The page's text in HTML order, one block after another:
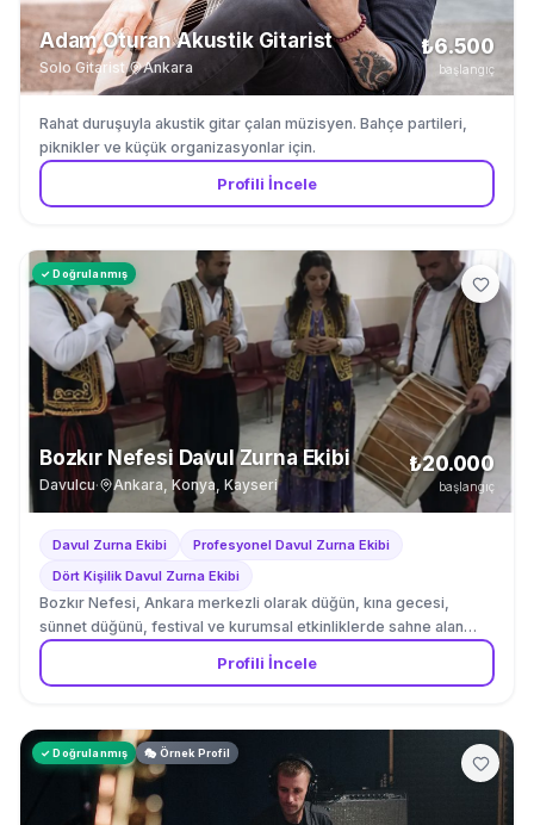
Adam Oturan Akustik Gitarist
Solo Gitarist· Ankara
₺6.500
başlangıç
Rahat duruşuyla akustik gitar çalan müzisyen. Bahçe partileri,
piknikler ve küçük organizasyonlar için.
Profili İncele
✓ Doğrulanmış
Bozkır Nefesi Davul Zurna Ekibi
Davulcu· Ankara, Konya, Kayseri
₺20.000
başlangıç
Davul Zurna Ekibi
Profesyonel Davul Zurna Ekibi
Dört Kişilik Davul Zurna Ekibi
Bozkır Nefesi, Ankara merkezli olarak düğün, kına gecesi,
sünnet düğünü, festival ve kurumsal etkinliklerde sahne alan
dört kişilik geleneksel davul zurna ekibidir. Ekip, üç zurna
sanatçısı ve bir davul sanatçısından oluşmaktadır. Topluluk,
araya getirilmesiyle kurulmuştur. Kadroda yer alan kadın zurna
sanatçısı Sevda Koçak, özellikle gelin çıkarma, kına gecesi ve
kadınlara özel eğlence programlarında görev alabilmektedir.
Ekip; İç Anadolu, Ege, Trakya, Karadeniz, Doğu Anadolu ve
Profili İncele
✓ Doğrulanmış 🎭 Örnek Profil